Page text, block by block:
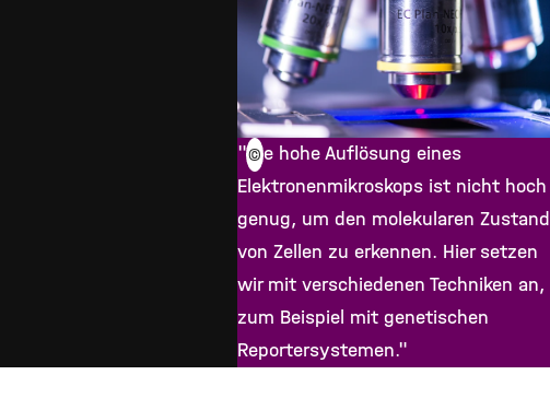
"Die hohe Auflösung eines
Elektronenmikroskops ist nicht hoch
genug, um den molekularen Zustand
von Zellen zu erkennen. Hier setzen
wir mit verschiedenen Techniken an,
zum Beispiel mit genetischen
Reportersystemen."
©